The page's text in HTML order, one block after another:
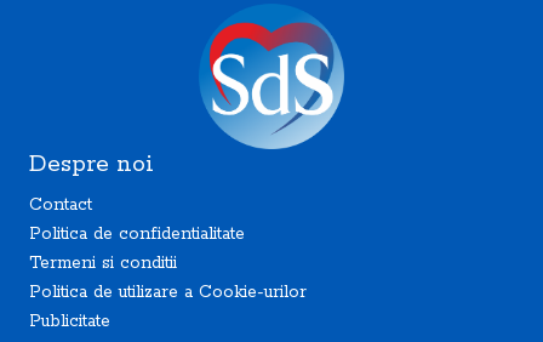
Despre noi
Contact
Politica de confidentialitate
Termeni si conditii
Politica de utilizare a Cookie-urilor
Publicitate